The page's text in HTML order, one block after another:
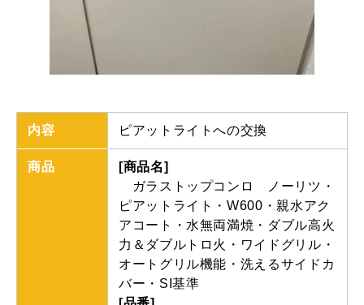
内容 ピアットライトへの交換
商品
[商品名]
ガラストップコンロ ノーリツ・
ピアットライト・W600・親水アク
アコート・水無両満焼・ダブル高火
力＆ダブルトロ火・ワイドグリル・
オートグリル機能・洗えるサイドカ
バー・SI基準